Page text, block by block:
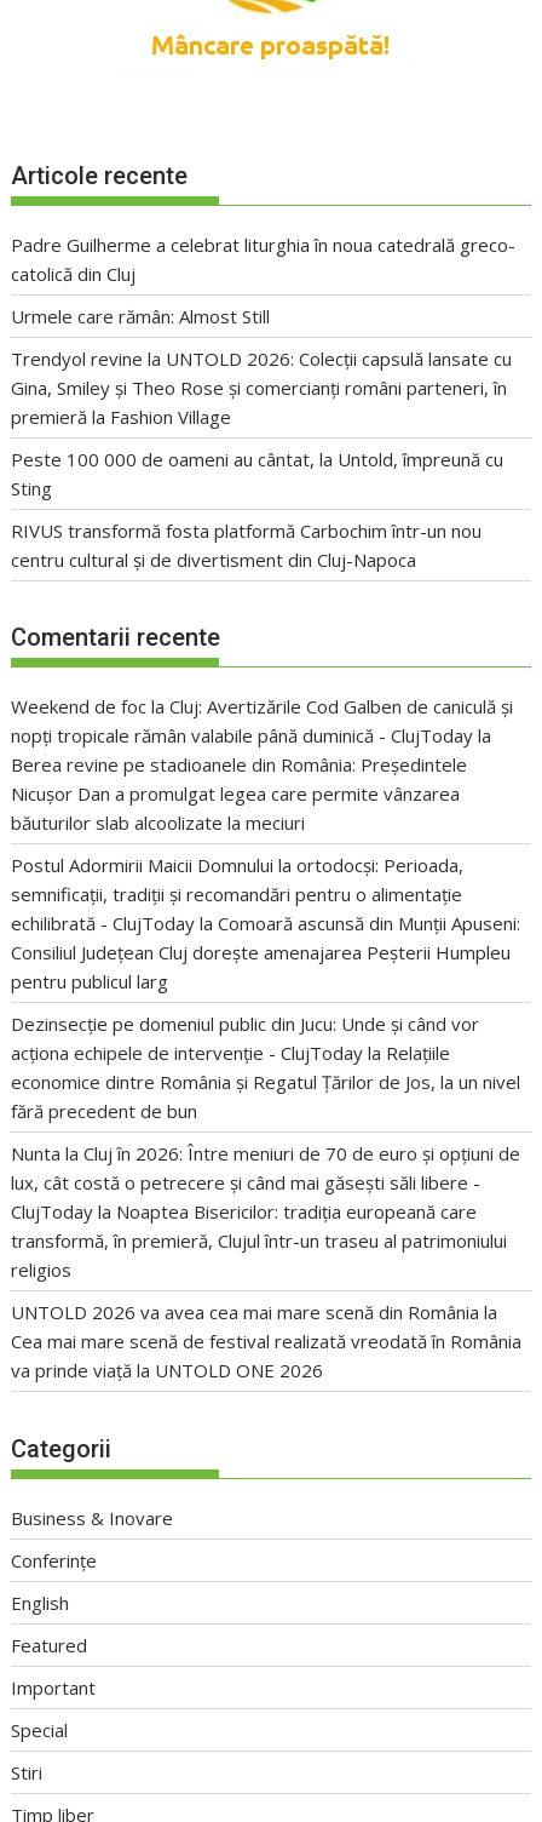
Articole recente
Padre Guilherme a celebrat liturghia în noua catedrală greco-
catolică din Cluj
Urmele care rămân: Almost Still
Trendyol revine la UNTOLD 2026: Colecții capsulă lansate cu
Gina, Smiley și Theo Rose și comercianți români parteneri, în
premieră la Fashion Village
Peste 100 000 de oameni au cântat, la Untold, împreună cu
Sting
RIVUS transformă fosta platformă Carbochim într-un nou
centru cultural și de divertisment din Cluj-Napoca
Comentarii recente
Weekend de foc la Cluj: Avertizările Cod Galben de caniculă și
nopți tropicale rămân valabile până duminică - ClujToday la
Berea revine pe stadioanele din România: Președintele
Nicușor Dan a promulgat legea care permite vânzarea
băuturilor slab alcoolizate la meciuri
Postul Adormirii Maicii Domnului la ortodocși: Perioada,
semnificații, tradiții și recomandări pentru o alimentație
echilibrată - ClujToday laComoară ascunsă din Munții Apuseni:
Consiliul Județean Cluj dorește amenajarea Peșterii Humpleu
pentru publicul larg
Dezinsecție pe domeniul public din Jucu: Unde și când vor
acționa echipele de intervenție - ClujToday la Relațiile
economice dintre România și Regatul Țărilor de Jos, la un nivel
fără precedent de bun
Nunta la Cluj în 2026: Între meniuri de 70 de euro și opțiuni de
lux, cât costă o petrecere și când mai găsești săli libere -
ClujToday la Noaptea Bisericilor: tradiția europeană care
transformă, în premieră, Clujul într-un traseu al patrimoniului
religios
UNTOLD 2026 va avea cea mai mare scenă din România la
Cea mai mare scenă de festival realizată vreodată în România
va prinde viață la UNTOLD ONE 2026
Categorii
Business & Inovare
Conferințe
English
Featured
Important
Special
Stiri
Timp liber